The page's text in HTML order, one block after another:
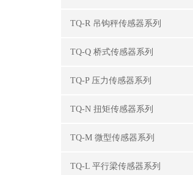
TQ-R 吊钩秤传感器系列
TQ-Q 桥式传感器系列
TQ-P 压力传感器系列
TQ-N 扭矩传感器系列
TQ-M 微型传感器系列
TQ-L 平行梁传感器系列